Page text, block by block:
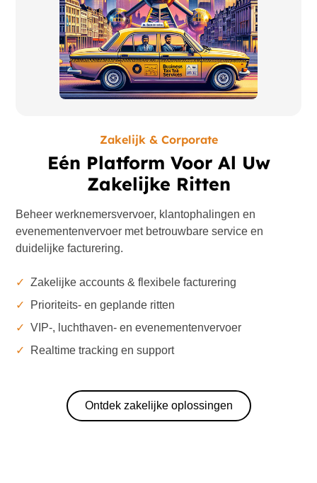
Zakelijk & Corporate
Eén Platform Voor Al Uw
Zakelijke Ritten
Beheer werknemersvervoer, klantophalingen en
evenementenvervoer met betrouwbare service en
duidelijke facturering.
✓
Zakelijke accounts & flexibele facturering
✓
Prioriteits- en geplande ritten
✓
VIP-, luchthaven- en evenementenvervoer
✓
Realtime tracking en support
Ontdek zakelijke oplossingen